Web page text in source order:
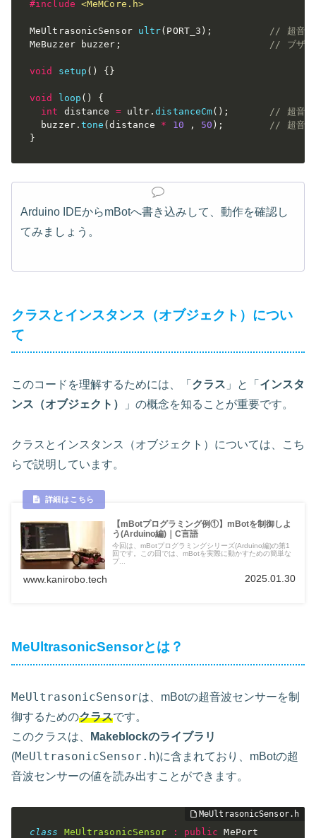
#include <MeMCore.h>
MeUltrasonicSensor ultr( PORT_3 ) ;
// 超音波
MeBuzzer buzzer ; // ブザー
void setup ( ) { }
void loop ( )
{
int
distance = ultr .distanceCm( ) ;
// 超音波
  buzzer
. tone (distance * 10 , 50 ) ;
// 超音波
}
Arduino IDEからmBotへ書き込みして、動作を確認し
てみましょう。
クラスとインスタンス（オブジェクト）につい
て
このコードを理解するためには、「 クラス 」と「 インスタ
ンス（オブジェクト）
」の概念を知ることが重要です。
クラスとインスタンス（オブジェクト）については、こち
らで説明しています。
【mBotプログラミング例①】mBotを制御しよ
う(Arduino編)｜C言語
今回は、mBotプログラミングシリーズ(Arduino編)の第1
回です。この回では、mBotを実際に動かすための簡単な
プ...
www.kanirobo.tech 2025.01.30
MeUltrasonicSensorとは？
MeUltrasonicSensorは、mBotの超音波センサーを制
御するためのクラスです。
このクラスは、
Makeblockのライブラリ
(MeUltrasonicSensor.h)に含まれており、mBotの超
音波センサーの値を読み出すことができます。
class MeUltrasonicSensor : public